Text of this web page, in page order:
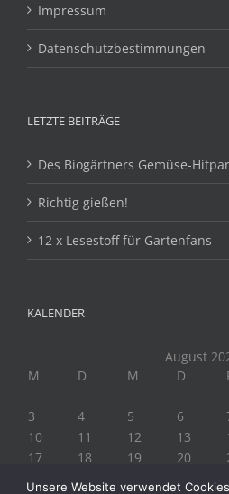
Impressum
Datenschutzbestimmungen
LETZTE BEITRÄGE
Des Biogärtners Gemüse-
Richtig gießen!
12 x Lesestoff für Gartenfans
KALENDER
August
M
D M D
3
4 5 6
10
11 12 13
17
18 19 20
Unsere Website verwendet